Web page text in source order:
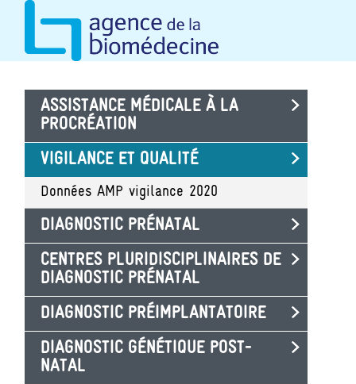
contenu
ASSISTANCE MÉDICALE À LA
PROCRÉATION
VIGILANCE ET QUALITÉ
Données AMP vigilance 2020
DIAGNOSTIC PRÉNATAL
CENTRES PLURIDISCIPLINAIRES DE
DIAGNOSTIC PRÉNATAL
DIAGNOSTIC PRÉIMPLANTATOIRE
DIAGNOSTIC GÉNÉTIQUE POST-
NATAL